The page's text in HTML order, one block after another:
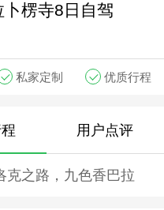
楞寺8日自驾
私家定制 优质行程
用户点评
克之路，九色香巴拉